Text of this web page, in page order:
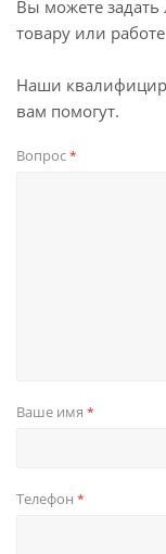
Вы можете
товару или
Наши
вам помогут.
Вопрос*
Ваше имя *
Телефон *